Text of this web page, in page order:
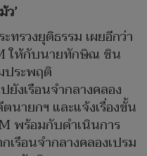
’
ทรวงยุติธรรม เผยอีกว่า
ให้กับนายทักษิณ ชิน
ประพฤติ
ยังเรือนจำกลางคลอง
นายกฯ และแจ้งเรื่องขั้น
พร้อมกับดำเนินการ
เรือนจำกลางคลองเปรม